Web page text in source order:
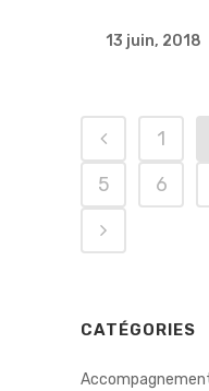
13 juin, 2018
1
5
6
CATÉGORIES